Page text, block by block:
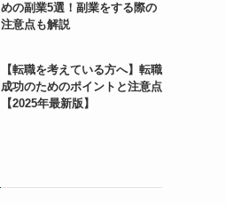
めの副業5選！副業をする際の
注意点も解説
【転職を考えている方へ】転職
成功のためのポイントと注意点
【2025年最新版】